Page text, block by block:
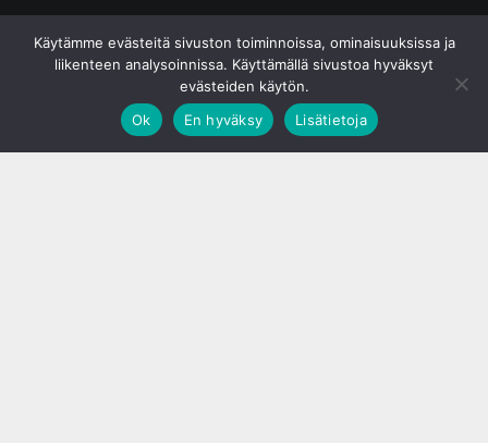
Käytämme evästeitä sivuston toiminnoissa, ominaisuuksissa ja
liikenteen analysoinnissa. Käyttämällä sivustoa hyväksyt
evästeiden käytön.
Ok
En hyväksy Lisätietoja